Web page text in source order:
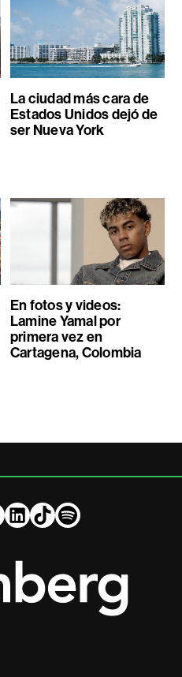
La ciudad más cara de
Estados Unidos dejó de
ser Nueva York
En fotos y videos:
Lamine Yamal por
primera vez en
Cartagena, Colombia